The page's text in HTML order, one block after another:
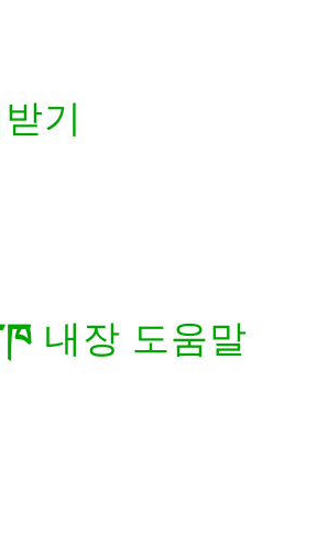
기
내장 도움말